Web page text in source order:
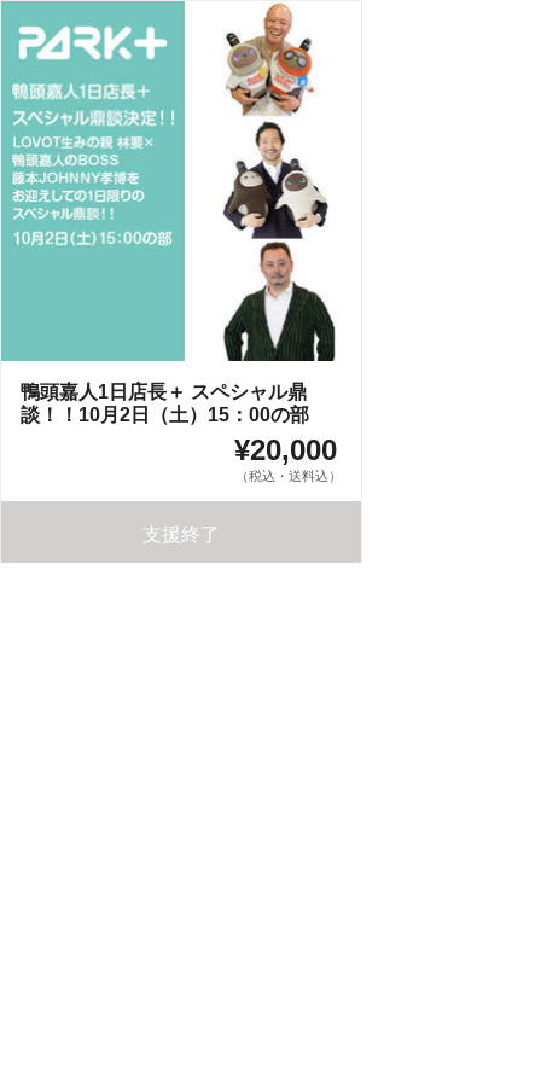
鴨頭嘉人1日店長＋ スペシャル鼎
談！！10月2日（土）15：00の部
¥20,000
（税込・送料込）
支援終了